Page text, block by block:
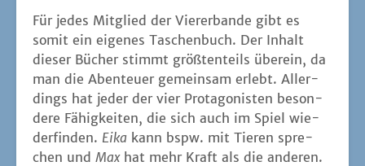
Für jedes Mit­glied der Vie­rer­ban­de gibt es
somit ein eige­nes Taschen­buch. Der Inhalt
die­ser Bücher stimmt größ­ten­teils über­ein, da
man die Aben­teu­er gemein­sam erlebt. Aller­
dings hat jeder der vier Prot­ago­nis­ten beson­
de­re Fähig­kei­ten, die sich auch im Spiel wie­
der­fin­den. Eika kann bspw. mit Tie­ren spre­
chen und Maxhat mehr Kraft als die ande­ren.